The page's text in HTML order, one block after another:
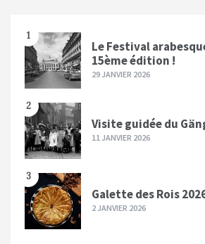
1
Le Festival
15ème édition !
29 JANVIER 2026
2
Visite guidée du
11 JANVIER 2026
3
Galette des Rois
2 JANVIER 2026